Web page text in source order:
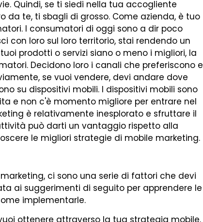
Quindi, se ti siedi nella tua accogliente
da te, ti sbagli di grosso. Come azienda, è tuo
I consumatori di oggi sono a dir poco
con loro sul loro territorio, stai rendendo un
prodotti o servizi siano o meno i migliori, la
Decidono loro i canali che preferiscono e
se vuoi vendere, devi andare dove
su dispositivi mobili. I dispositivi mobili sono
e non c'è momento migliore per entrare nel
è relativamente inesplorato e sfruttare il
può darti un vantaggio rispetto alla
le migliori strategie di mobile marketing.
ci sono una serie di fattori che devi
ai suggerimenti di seguito per apprendere le
implementarle.
ottenere attraverso la tua strategia mobile.